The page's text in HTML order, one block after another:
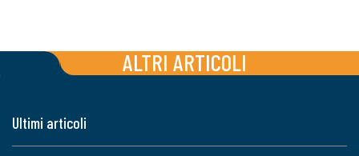
ALTRI ARTICOLI
Ultimi articoli